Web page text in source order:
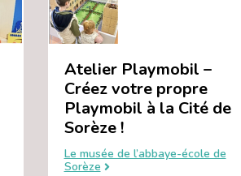
Atelier Playmobil –
Créez votre propre
Playmobil à la Cité de
Sorèze !
Le musée de l’abbaye-école de
Sorèze